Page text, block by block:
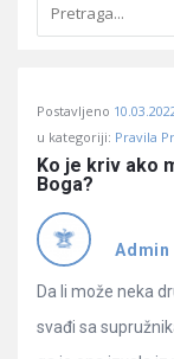
Učene
Latest
Pitanja
Postavljeno
u kategoriji: Pravila
Ko je kriv ako
Boga?
Admin
Da li može neka
svađi sa